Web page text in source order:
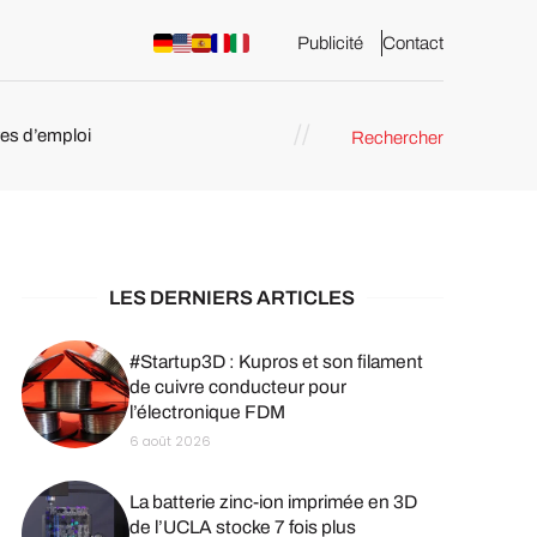
Publicité Contact
d’emploi Rechercher
LES DERNIERS ARTICLES
#Startup3D : Kupros et son filament
de cuivre conducteur pour
l’électronique FDM
6 août 2026
La batterie zinc-ion imprimée en 3D
de l’UCLA stocke 7 fois plus